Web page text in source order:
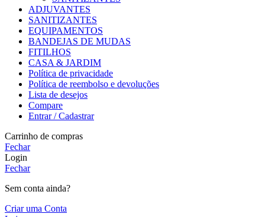
ADJUVANTES
SANITIZANTES
EQUIPAMENTOS
BANDEJAS DE MUDAS
FITILHOS
CASA & JARDIM
Política de privacidade
Política de reembolso e devoluções
Lista de desejos
Compare
Entrar / Cadastrar
Carrinho de compras
Fechar
Login
Fechar
Sem conta ainda?
Criar uma Conta